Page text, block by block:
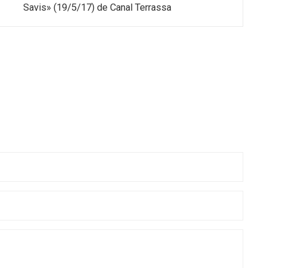
Savis» (19/5/17) de Canal Terrassa